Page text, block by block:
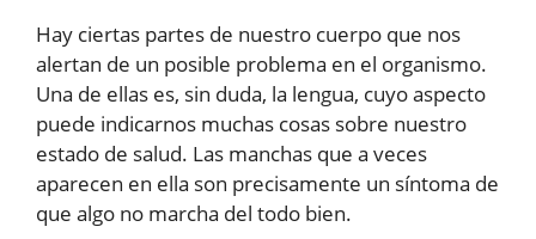
Hay ciertas partes de nuestro cuerpo que nos
alertan de un posible problema en el organismo.
Una de ellas es, sin duda, la lengua, cuyo aspecto
puede indicarnos muchas cosas sobre nuestro
estado de salud. Las manchas que a veces
aparecen en ella son precisamente un síntoma de
que algo no marcha del todo bien.